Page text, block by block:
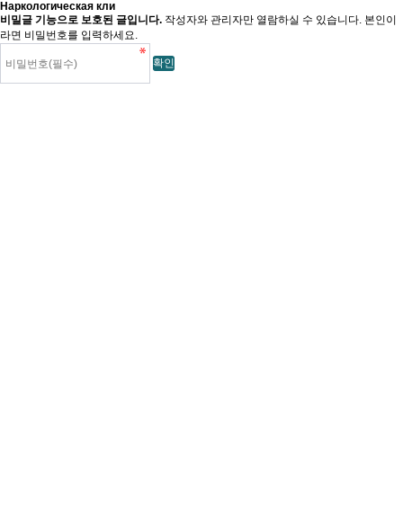
Наркологическая кли
비밀글 기능으로 보호된 글입니다. 작성자와 관리자만 열람하실 수 있습니다. 본인이
라면 비밀번호를 입력하세요.